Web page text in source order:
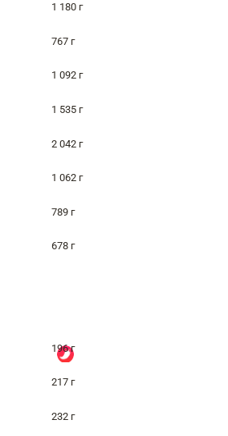
1 180 г
767 г
1 092 г
1 535 г
2 042 г
1 062 г
789 г
678 г
196 г
217 г
232 г